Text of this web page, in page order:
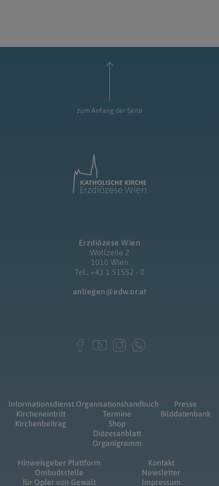
zum Anfang der Seite
Erzdiözese Wien
Wollzeile 2
1010 Wien
Tel.: +43 1 51552 - 0
anliegen@edw.or.at
Informationsdienst
Kircheneintritt
Kirchenbeitrag
Organisationshandbuch
Termine
Shop
Diözesanblatt
Organigramm
Presse
Bilddatenbank
Hinweisgeber Plattform
Ombudsstelle
für Opfer von Gewalt
Kontakt
Newsletter
Impressum